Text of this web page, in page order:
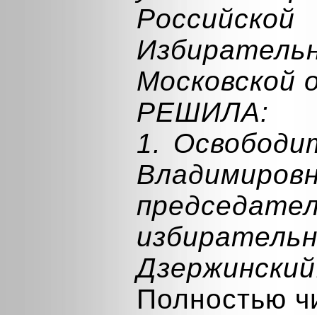
Московской
РЕШИЛА:
1.
Полностью